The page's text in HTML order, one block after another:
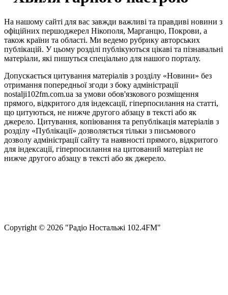
На нашому сайті для вас завжди важливі та правдиві новини з
офіційних першоджерел Нікополя, Марганцю, Покрови, а
також країни та області. Ми ведемо рубрику авторських
публікацій. У цьому розділі публікуються цікаві та пізнавальні
матеріали, які пишуться спеціально для нашого порталу.
Допускається цитування матеріалів з розділу «Новини» без
отримання попередньої згоди з боку адміністрації
nostalji102fm.com.ua за умови обов'язкового розміщення
прямого, відкритого для індексації, гіперпосилання на статті,
що цитуються, не нижче другого абзацу в тексті або як
джерело. Цитування, копіювання та републікація матеріалів з
розділу «Публікації» дозволяється тільки з письмового
дозволу адміністрації сайту та наявності прямого, відкритого
для індексації, гіперпосилання на цитований матеріал не
нижче другого абзацу в тексті або як джерело.
Сopyright © 2026 "Радіо Ностальжі 102.4FM"